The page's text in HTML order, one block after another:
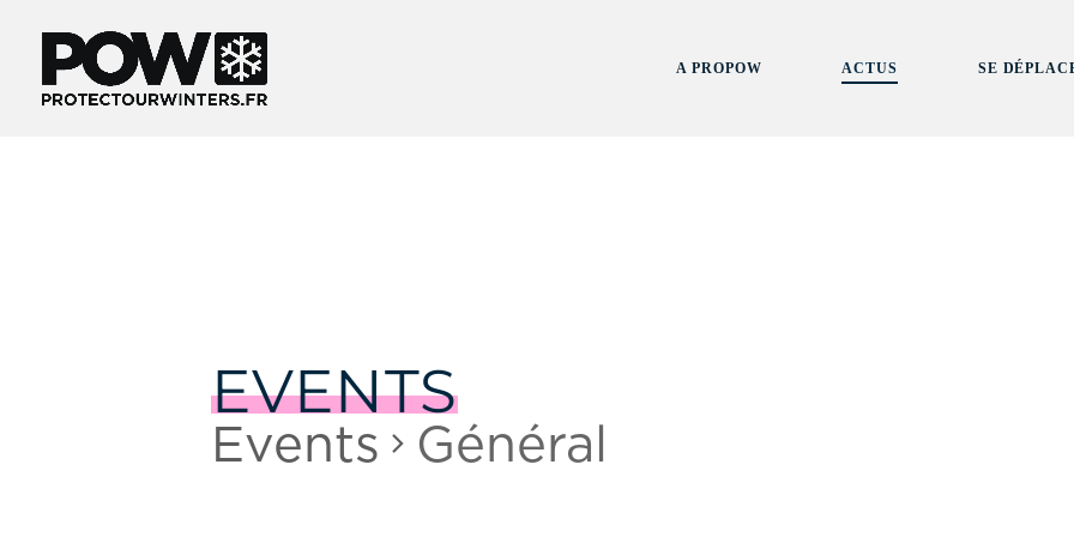
A PROPOW ACTUS SE
EVENTS
Events Général